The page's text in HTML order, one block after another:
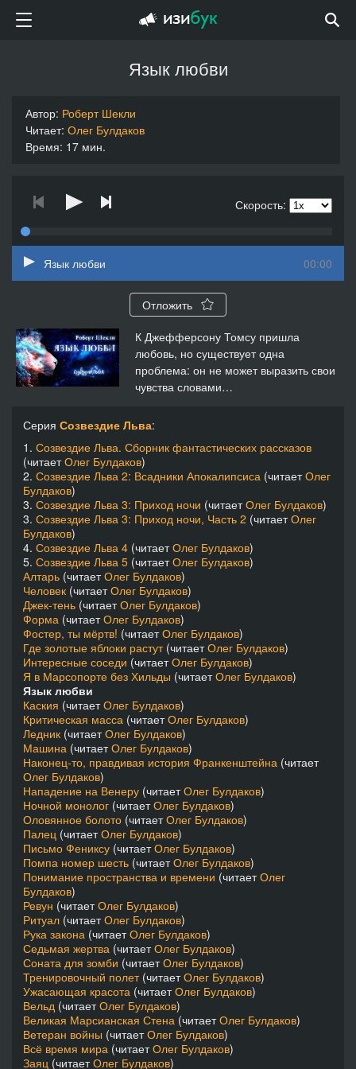
Язык любви
Автор: Роберт Шекли
Читает: Олег Булдаков
Время: 17 мин.
Скорость:
00:00
Язык любви
Отложить
К Джефферсону Томсу пришла
любовь, но существует одна
проблема: он не может выразить свои
чувства словами…
Серия Созвездие Льва:
1. Созвездие Льва. Сборник фантастических рассказов
(читаетОлег Булдаков)
2. Созвездие Льва 2: Всадники Апокалипсиса (читаетОлег
Булдаков)
3. Созвездие Льва 3: Приход ночи (читаетОлег Булдаков)
3. Созвездие Льва 3: Приход ночи, Часть 2 (читаетОлег
Булдаков)
4. Созвездие Льва 4 (читаетОлег Булдаков)
5. Созвездие Льва 5 (читаетОлег Булдаков)
Алтарь (читаетОлег Булдаков)
Человек (читаетОлег Булдаков)
Джек-тень (читаетОлег Булдаков)
Форма (читаетОлег Булдаков)
Фостер, ты мёртв! (читаетОлег Булдаков)
Где золотые яблоки растут(читаетОлег Булдаков)
Интересные соседи (читаетОлег Булдаков)
Я в Марсопорте без Хильды (читаетОлег Булдаков)
Язык любви
Каския (читаетОлег Булдаков)
Критическая масса (читаетОлег Булдаков)
Ледник (читаетОлег Булдаков)
Машина (читаетОлег Булдаков)
Наконец-то, правдивая история Франкенштейна (читает
Олег Булдаков)
Нападение на Венеру (читаетОлег Булдаков)
Ночной монолог (читаетОлег Булдаков)
Оловянное болото (читаетОлег Булдаков)
Палец (читаетОлег Булдаков)
Письмо Фениксу (читаетОлег Булдаков)
Помпа номер шесть (читаетОлег Булдаков)
Понимание пространства и времени (читаетОлег
Булдаков)
Ревун (читаетОлег Булдаков)
Ритуал (читаетОлег Булдаков)
Рука закона (читаетОлег Булдаков)
Седьмая жертва (читаетОлег Булдаков)
Соната для зомби (читаетОлег Булдаков)
Тренировочный полет(читаетОлег Булдаков)
Ужасающая красота (читаетОлег Булдаков)
Вельд (читаетОлег Булдаков)
Великая Марсианская Стена (читаетОлег Булдаков)
Ветеран войны (читаетОлег Булдаков)
Всё время мира (читаетОлег Булдаков)
Заяц (читаетОлег Булдаков)